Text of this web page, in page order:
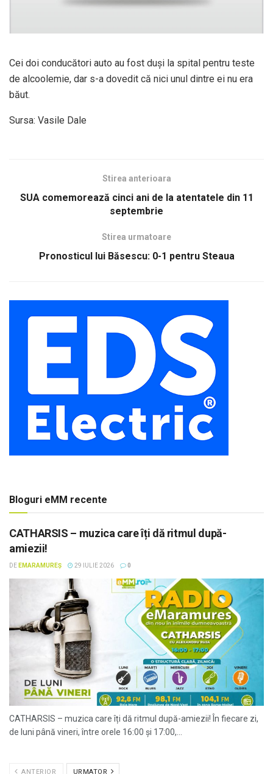
Cei doi conducători auto au fost duşi la spital pentru teste
de alcoolemie, dar s-a dovedit că nici unul dintre ei nu era
băut.
Sursa: Vasile Dale
Stirea anterioara
SUA comemorează cinci ani de la atentatele din 11
septembrie
Stirea urmatoare
Pronosticul lui Băsescu: 0-1 pentru Steaua
Bloguri eMM recente
CATHARSIS – muzica care îți dă ritmul după-
amiezii!
DE EMARAMUREȘ 29 IULIE 2026 0
CATHARSIS – muzica care îți dă ritmul după-amiezii! În fiecare zi,
de luni până vineri, între orele 16:00 și 17:00,...
ANTERIOR URMATOR